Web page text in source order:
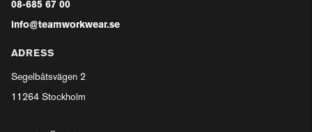
08-685 67 00
info@teamworkwear.se
ADRESS
Segelbåtsvägen 2
11264 Stockholm